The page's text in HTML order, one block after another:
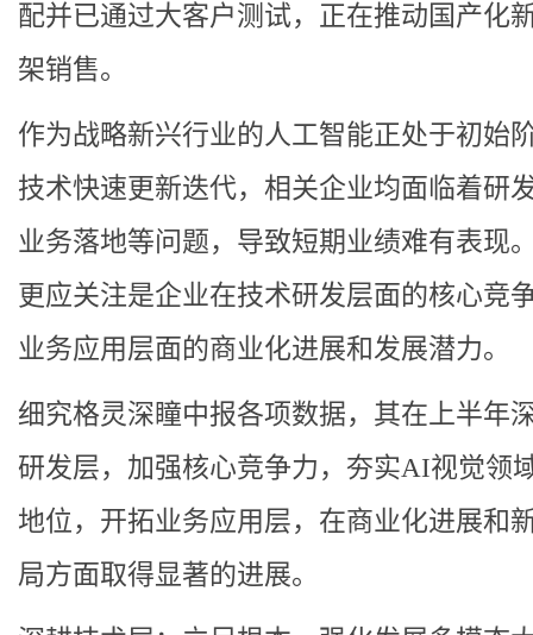
配并已通过大客户测试，正在推动国产化
架销售。
作为战略新兴行业的人工智能正处于初始
技术快速更新迭代，相关企业均面临着研
业务落地等问题，导致短期业绩难有表现
更应关注是企业在技术研发层面的核心竞
业务应用层面的商业化进展和发展潜力。
细究格灵深瞳中报各项数据，其在上半年
研发层，加强核心竞争力，夯实AI视觉领
地位，开拓业务应用层，在商业化进展和
局方面取得显著的进展。